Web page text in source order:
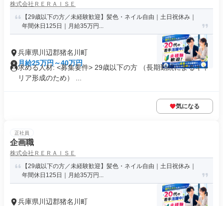
株式会社ＲＥＲＡＩＳＥ
【29歳以下の方／未経験歓迎】髪色・ネイル自由｜土日祝休み｜
年間休日125日｜月給35万円...
兵庫県川辺郡猪名川町
月給25万円～40万円
求める人材: <募集要件> 29歳以下の方 （長期勤続によるキャ
リア形成のため） ...
気になる
正社員
企画職
株式会社ＲＥＲＡＩＳＥ
【29歳以下の方／未経験歓迎】髪色・ネイル自由｜土日祝休み｜
年間休日125日｜月給35万円...
兵庫県川辺郡猪名川町